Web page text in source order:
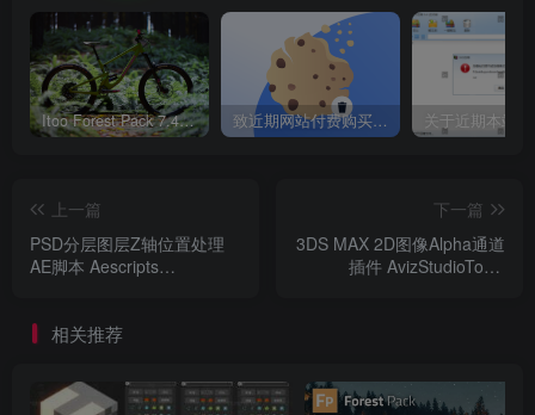
Itoo Forest Pack 7.4.20 森林插件 For 3DSMAX 2014 ~ 2023 汉化永久版 致近期网站付费购买资源及会员用户后，网页显示依然没有购买解决方法！
上一篇
PSD分层图层Z轴位置处理
AE脚本 Aescripts
下一篇
3DS MAX 2D图像Alpha通道
插件 AvizStudioTools
相关推荐